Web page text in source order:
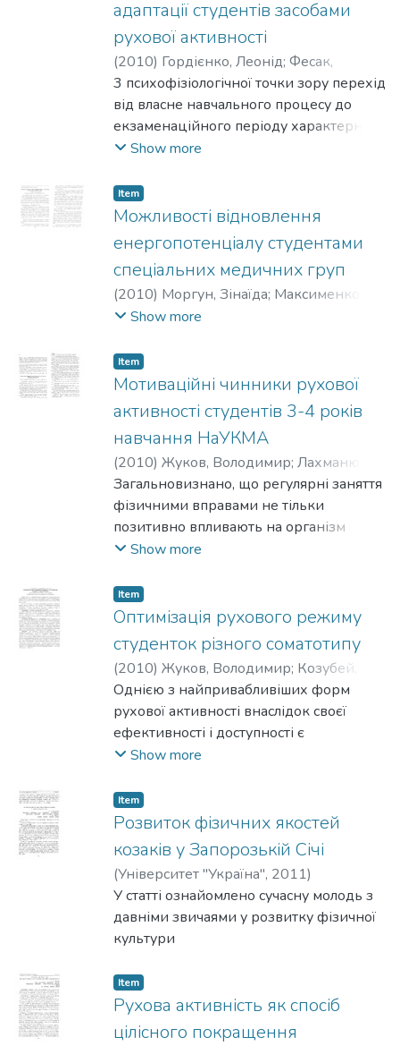
результатів.
адаптації студентів засобами
рухової активності
(2010) Гордієнко, Леонід; Фесак,
Олександр
3 психофізіологічної точки зору перехід
від власне навчального процесу до
екзаменаційного періоду характерний
адаптаційними явищами. Разом з тим
співвідношення між різними видами
напруженості, властивими діяльності
людини: психічною і фізичною
(моторною, фізіологічною). Рухова
активність, що багато в чому забезпечує
відновні процеси організму і
продуктивність інтелектуальної
Show more
Item
Можливості відновлення
енергопотенціалу студентами
спеціальних медичних груп
(2010) Моргун, Зінаїда; Максименко,
Василь
Show more
Item
Мотиваційні чинники рухової
активності студентів 3-4 років
навчання НаУКМА
(2010) Жуков, Володимир; Лахманюк,
Тетяна
Загальновизнано, що регулярні заняття
фізичними вправами не тільки
позитивно впливають на організм
людини, але й збагачують її духовний
життя. Мета нашого дослідження -
виявлення і аналіз пріоритетних
мотивацій студентів 3-4-го років
навчання до занять у групах
спортивного вдосконалення з
урахуванням специфіки умов
рейтингової оцінки та організації
фізичного виховання в НаУКМА.
Show more
Item
Оптимізація рухового режиму
студенток різного соматотипу
(2010) Жуков, Володимир; Козубей,
Петро;Усачов, Юрій
Однією з найпривабливіших форм
рухової активності внаслідок своєї
ефективності і доступності є
оздоровчий фітнес, основними
здоров'я, покращання фізичного стану
організму, корекція компонентів
статури, психологічна регуляція. Проте
повноцінна реалізація фізкультурно-
оздоровчого потенціалу засобів фітнесу
неможлива без урахування
індивідуально-типологічних
особливостей організму. У зв'язку з цим
взаємозв'язку показників фізичного
стану з індивідуальними соматотипами
жіночої фітнес-аудиторії.
Show more
Item
Розвиток фізичних якостей
козаків у Запорозькій Січі
(Університет "Україна", 2011)
Пастушенко, Г.;Гордієнко, Л.
У статті ознайомлено сучасну молодь з
давніми звичаями у розвит­ку фізичної
культури
Item
Рухова активність як спосіб
цілісного покращення